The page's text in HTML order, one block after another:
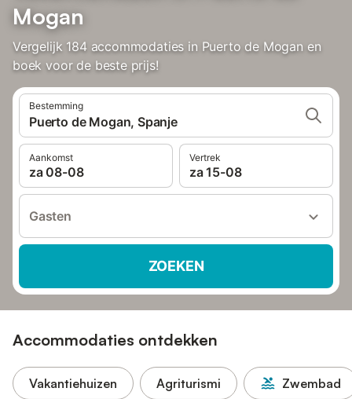
Mogan
Vergelijk 184 accommodaties in Puerto de Mogan en
boek voor de beste prijs!
Bestemming
Puerto de Mogan, Spanje
Aankomst
za 08-08
Vertrek
za 15-08
Gasten
ZOEKEN
Accommodaties ontdekken
Vakantiehuizen Agriturismi Zwembad